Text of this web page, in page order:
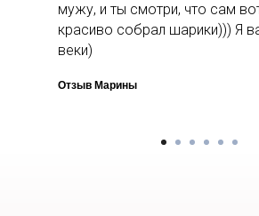
мужу, и ты смотри, что сам
красиво собрал шарики))) Я
веки)
Отзыв Марины